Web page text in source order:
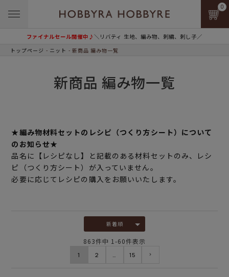
ファイナルセール開催中♪＼リバティ 生地、編み物、刺繍、刺し子／
0
トップページ ニット 新商品 編み物一覧
新商品 編み物一覧
★編み物材料セットのレシピ（つくり方シート）について
のお知らせ★
品名に【レシピなし】と記載のある材料セットのみ、レシ
ピ（つくり方シート）が入っていません。
必要に応じてレシピの購入をお願いいたします。
新着順
863件中 1 -60件表示
1 2 15